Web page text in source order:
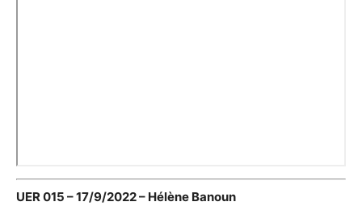
UER 015 – 17/9/2022 – Hélène Banoun